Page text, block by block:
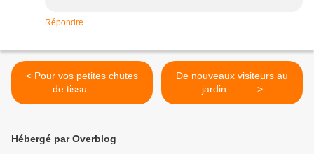
Répondre
< Pour vos petites chutes
de tissu.........
De nouveaux visiteurs au
jardin ......... >
Hébergé par Overblog